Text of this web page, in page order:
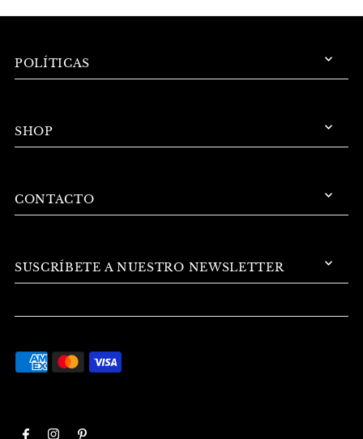
POLÍTICAS
SHOP
CONTACTO
SUSCRÍBETE A NUESTRO NEWSLETTER